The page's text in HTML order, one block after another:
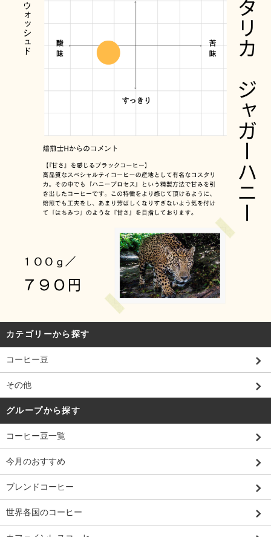
カテゴリーから探す
コーヒー豆
その他
グループから探す
コーヒー豆一覧
今月のおすすめ
ブレンドコーヒー
世界各国のコーヒー